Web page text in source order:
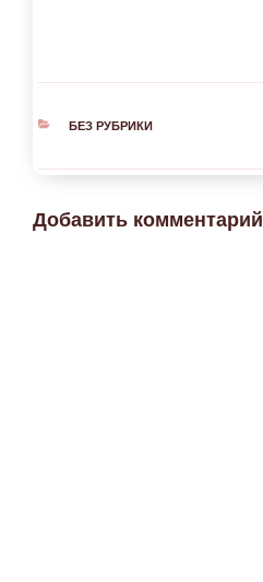
РУБРИКИ
БЕЗ РУБРИКИ
Добавить комментарий